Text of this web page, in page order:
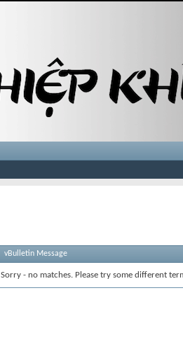
vBulletin Message
Sorry - no matches. Please try some different